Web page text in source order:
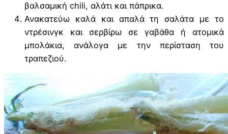
βαλσαμική chili, αλάτι και πάπρικα.
Ανακατεύω καλά και απαλά τη σαλάτα με το
ντρέσινγκ και σερβίρω σε γαβάθα ή ατομικά
μπολάκια, ανάλογα με την περίσταση του
τραπεζιού.